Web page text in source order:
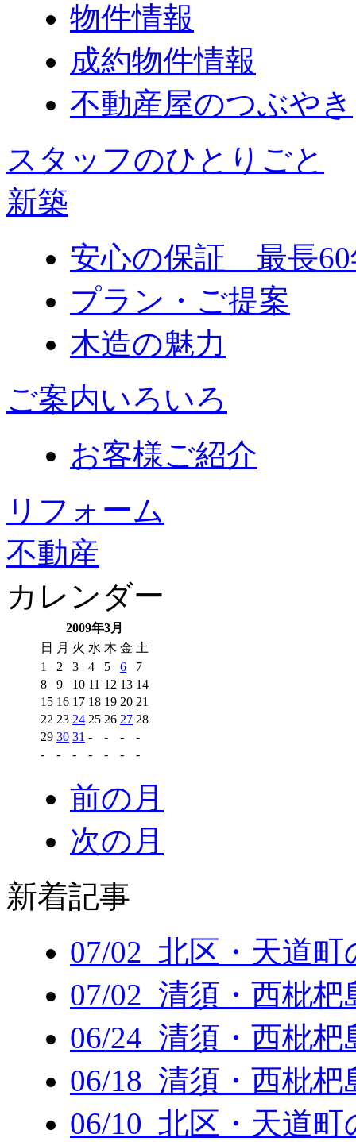
物件情報
成約物件情報
不動産屋のつぶやき
スタッフのひとりごと
新築
安心の保証 最長60
プラン・ご提案
木造の魅力
ご案内いろいろ
お客様ご紹介
リフォーム
不動産
カレンダー
2009年3月
日 月 火 水 木 金 土
1
2 3 4 5 6
7
8
9 10 11 12 13 14
15 16 17 18 19 20 21
22 23 24 25 26 27 28
29 30 31 - - -
-
-
- - - - - -
前の月
次の月
新着記事
07/02 北区・天道町
07/02 清須・西枇杷
06/24 清須・西枇杷
06/18 清須・西枇杷
06/10 北区・天道町